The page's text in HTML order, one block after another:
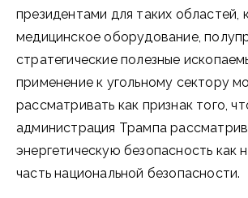
президентами для таких областей,
медицинское оборудование,
стратегические полезные
применение к угольному сектору
рассматривать как признак того,
администрация Трампа
энергетическую безопасность как
часть национальной безопасности.